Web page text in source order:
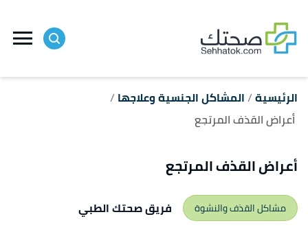
الرئيسية المشاكل الجنسية وعلاجها
أعراض القذف المرتجع
أعراض القذف المرتجع
مشاكل القذف والنشوة
فريق صحتك الطبي